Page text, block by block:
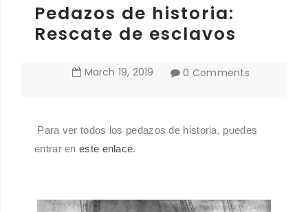
Pedazos de historia:
Rescate de esclavos
March 19, 2019 0 Comments
Para ver todos los pedazos de historia, puedes
entrar en este enlace.